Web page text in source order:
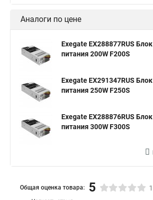
Аналоги по цене
Exegate EX288877RUS Блок
питания 200W F200S
Exegate EX291347RUS Блок
питания 250W F250S
Exegate EX288876RUS Блок
питания 300W F300S
Общая оценка товара: 5 1